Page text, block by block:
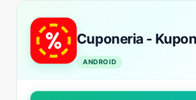
Cuponeria -
ANDROID